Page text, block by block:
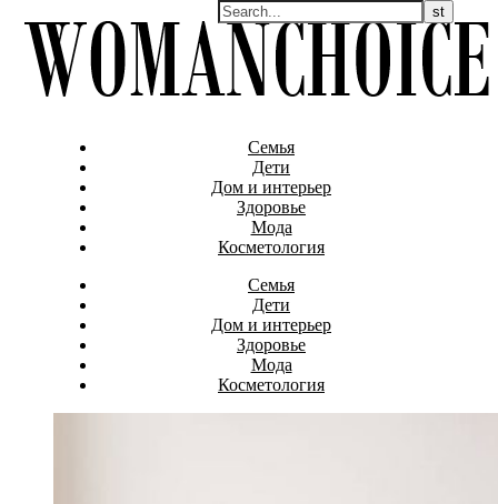
Семья
Дети
Дом и интерьер
Здоровье
Мода
Косметология
Семья
Дети
Дом и интерьер
Здоровье
Мода
Косметология